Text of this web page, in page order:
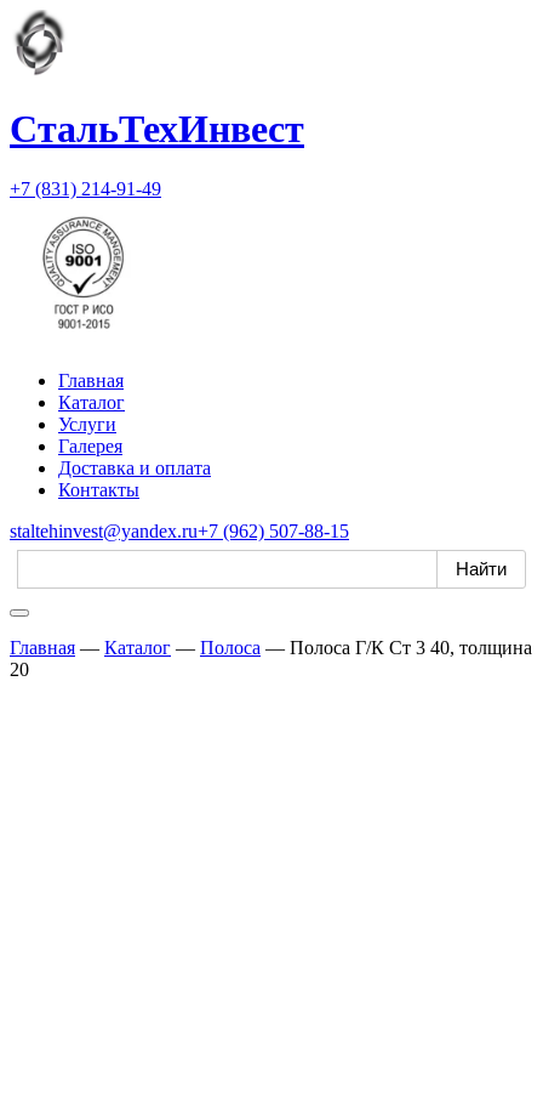
СтальТехИнвест
+7 (831) 214-91-49
Главная
Каталог
Услуги
Галерея
Доставка и оплата
Контакты
staltehinvest@yandex.ru+7 (962) 507-88-15
Главная — Каталог — Полоса — Полоса Г/К Ст 3 40, толщина
20